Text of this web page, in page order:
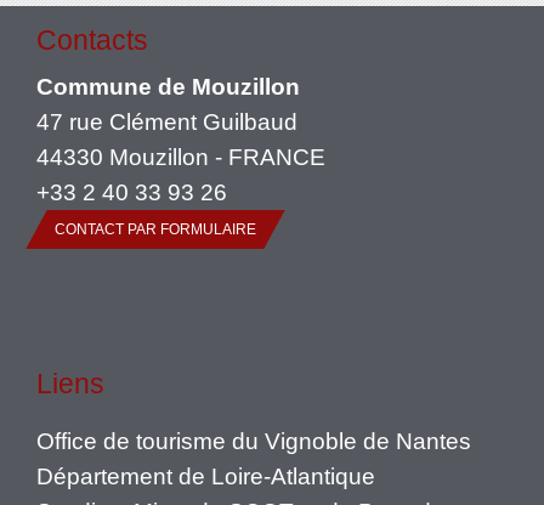
Contacts
Commune de Mouzillon
47 rue Clément Guilbaud
44330 Mouzillon - FRANCE
+33 2 40 33 93 26
CONTACT PAR FORMULAIRE
Liens
Office de tourisme du Vignoble de Nantes
Département de Loire-Atlantique